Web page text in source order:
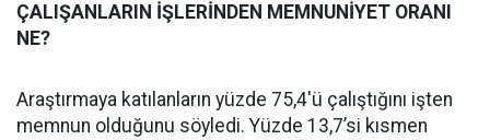
ÇALIŞANLARIN İŞLERİNDEN MEMNUNİYET ORANI
NE?
Araştırmaya katılanların yüzde 75,4'ü çalıştığını işten
memnun olduğunu söyledi. Yüzde 13,7’si kısmen